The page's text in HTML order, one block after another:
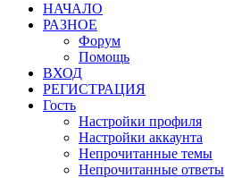
НАЧАЛО
РАЗНОЕ
Форум
Помощь
ВХОД
РЕГИСТРАЦИЯ
Гость
Настройки профиля
Настройки аккаунта
Непрочитанные темы
Непрочитанные ответы